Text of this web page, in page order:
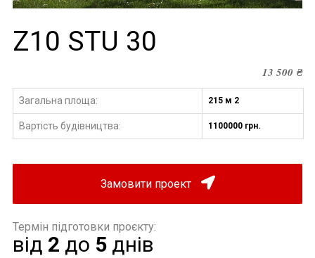
Z10 STU 30
13 500₴
Загальна площа: 215 м 2
Вартість будівництва: 1100000 грн.
Замовити проект
Термін підготовки проєкту:
від 2 до 5 днів